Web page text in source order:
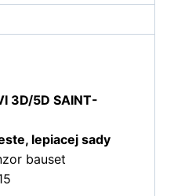
3D/5D SAINT-
lepiacej sady
bauset